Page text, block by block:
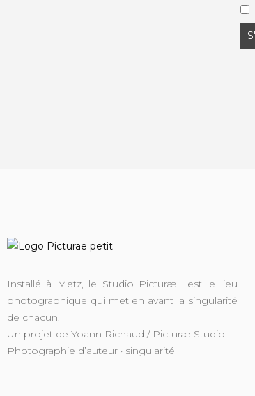
Installé à Metz, le Studio Picturæ est le lieu
photographique qui met en avant la singularité
de chacun.
Un projet de Yoann Richaud / Picturæ Studio
Photographie d’auteur · singularité